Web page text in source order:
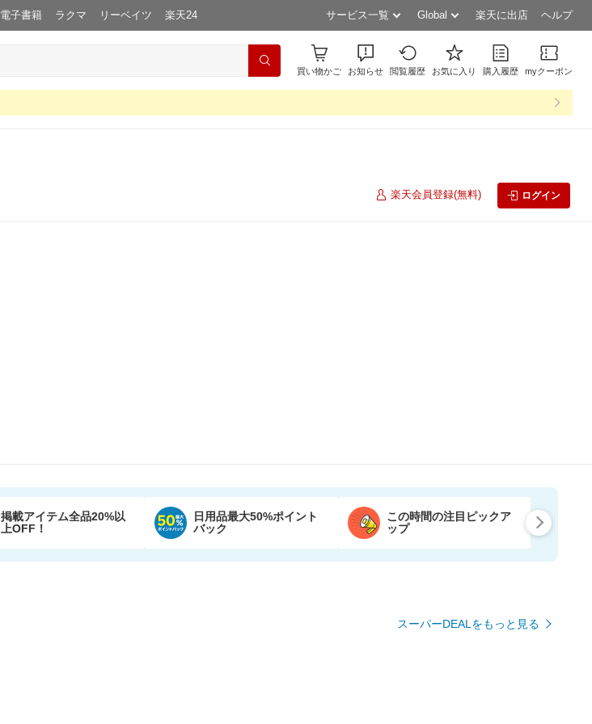
電子書籍 ラクマ リーベイツ 楽天24 サービス一覧 Global 楽天に出店 ヘルプ
買い物かご お知らせ 閲覧履歴 お気に入り 購入履歴 myクーポン
楽天会員登録(無料) ログイン
掲載アイテム全品20%以
上OFF！
日用品最大50%ポイント
バック
この時間の注目ピックア
ップ
スーパーDEALをもっと見る